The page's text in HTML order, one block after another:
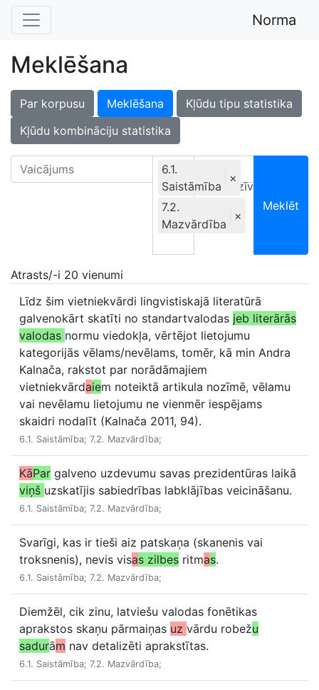
Norma
Meklēšana
Par korpusu Meklēšana
Kļūdu tipu statistika
Kļūdu kombināciju statistika
6.1.
Saistāmība
×
7.2.
Mazvārdība
×
Ekskluzīvi
Meklēt
Atrasts/-i 20 vienumi
Līdz šim vietniekvārdi lingvistiskajā literatūrā
galvenokārt skatīti no standartvalodas jeb literārās
valodas normu viedokļa, vērtējot lietojumu
kategorijās vēlams/nevēlams, tomēr, kā min Andra
Kalnača, rakstot par norādāmajiem
vietniekvārdaiem noteiktā artikula nozīmē, vēlamu
vai nevēlamu lietojumu ne vienmēr iespējams
skaidri nodalīt (Kalnača 2011, 94).
6.1. Saistāmība; 7.2. Mazvārdība;
KāPar galveno uzdevumu savas prezidentūras laikā
viņš uzskatījis sabiedrības labklājības veicināšanu.
6.1. Saistāmība; 7.2. Mazvārdība;
Svarīgi, kas ir tieši aiz patskaņa (skanenis vai
troksnenis), nevis visas zilbes ritmas.
6.1. Saistāmība; 7.2. Mazvārdība;
Diemžēl, cik zinu, latviešu valodas fonētikas
aprakstos skaņu pārmaiņas uz vārdu robežu
sadurām nav detalizēti aprakstītas.
6.1. Saistāmība; 7.2. Mazvārdība;